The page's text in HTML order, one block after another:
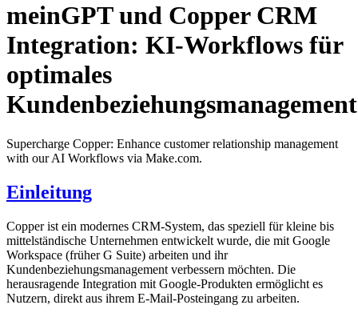
meinGPT und Copper CRM
Integration: KI-Workflows für
optimales
Kundenbeziehungsmanagement
Supercharge Copper: Enhance customer relationship management
with our AI Workflows via Make.com.
Einleitung
Copper ist ein modernes CRM-System, das speziell für kleine bis
mittelständische Unternehmen entwickelt wurde, die mit Google
Workspace (früher G Suite) arbeiten und ihr
Kundenbeziehungsmanagement verbessern möchten. Die
herausragende Integration mit Google-Produkten ermöglicht es
Nutzern, direkt aus ihrem E-Mail-Posteingang zu arbeiten.